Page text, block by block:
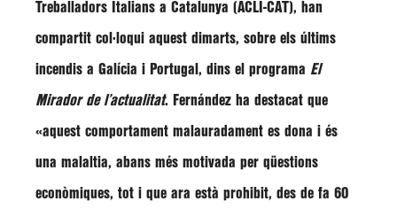
Treballadors Italians a Catalunya (ACLI-CAT), han
compartit col·loqui aquest dimarts, sobre els últims
incendis a Galícia i Portugal, dins el programa El
Mirador de l’actualitat. Fernández ha destacat que
«aquest comportament malauradament es dona i és
una malaltia, abans més motivada per qüestions
econòmiques, tot i que ara està prohibit, des de fa 60